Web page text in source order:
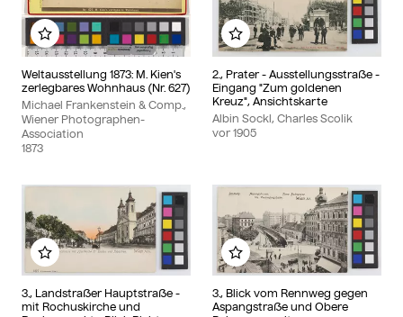
Weltausstellung 1873: M. Kien's
zerlegbares Wohnhaus (Nr. 627)
Michael Frankenstein & Comp.,
Wiener Photographen-
Association
1873
Zu meinem Album hinzufügen
2., Prater - Ausstellungsstraße -
Eingang "Zum goldenen
Kreuz", Ansichtskarte
Albin Sockl, Charles Scolik
vor 1905
Zu meinem Album
3., Landstraßer Hauptstraße -
mit Rochuskirche und
Zu meinem Album hinzufügen
3., Blick vom Rennweg gegen
Aspangstraße und Obere
Zu meinem Album